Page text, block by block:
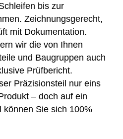
bis zur
Zeichnungsgerecht,
mit Dokumentation.
wir die von Ihnen
und Baugruppen auch
Prüfbericht.
Präzisionsteil nur eins
– doch auf ein
können Sie sich 100%